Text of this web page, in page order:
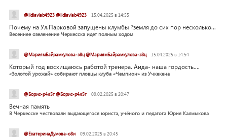
@lidiavlab4923 @lidiavlab4923 15.04.2025 в 14:55
Почему на Ул.Парковой запущены клумбы ?земля до сих пор несколько...
Весеннее озеленение Черкесска идет полным ходом
@МариямБайрамкулова-э8ц @МариямБайрамкулова-э8ц 15.04.2025 в 14:54
Который год восхищаюсь работой тренера. Аида- наша гордость....
«Золотой урожай» собирают пловцы клуба «Чемпион» из Учкекена
@Борис-р4л5т @Борис-р4л5т 09.02.2025 в 20:47
Вечная память
В Черкесске чествовали выдающегося юриста, учёного и педагога Юрия Калмыкова
@ЕкатеринаДумова-о8и 09.02.2025 в 20:45